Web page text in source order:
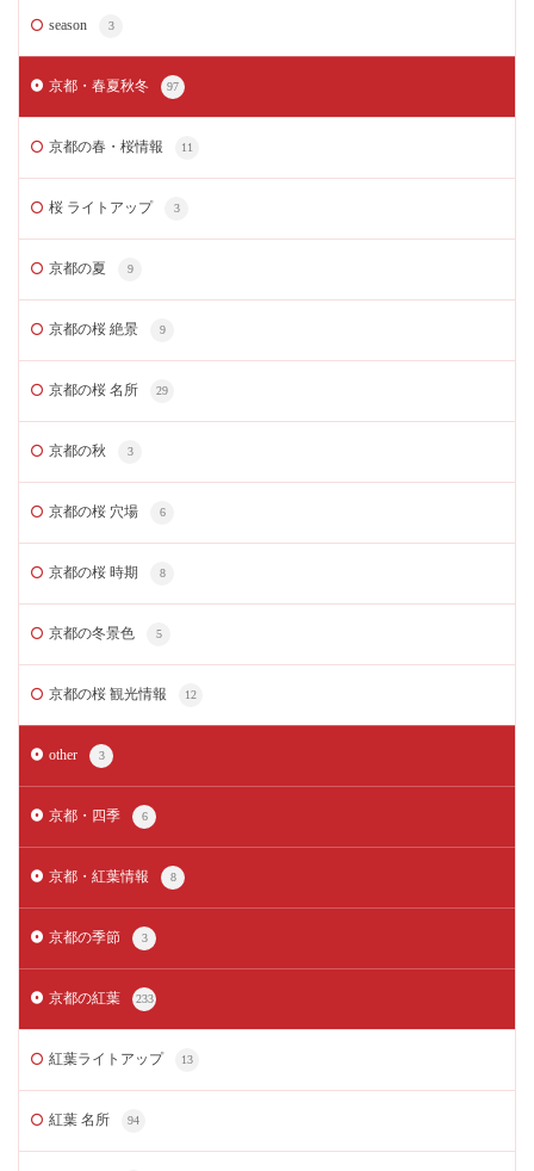
season 3
京都・春夏秋冬 97
京都の春・桜情報 11
桜 ライトアップ 3
京都の夏 9
京都の桜 絶景 9
京都の桜 名所 29
京都の秋 3
京都の桜 穴場 6
京都の桜 時期 8
京都の冬景色 5
京都の桜 観光情報 12
other 3
京都・四季 6
京都・紅葉情報 8
京都の季節 3
京都の紅葉 233
紅葉ライトアップ 13
紅葉 名所 94